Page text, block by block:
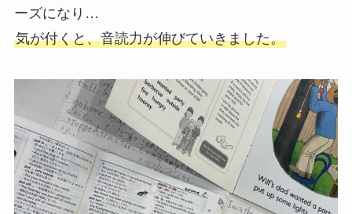
ーズになり…
気が付くと、音読力が伸びていきました。